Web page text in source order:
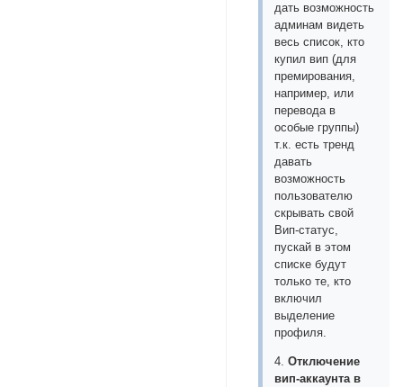
дать возможность
админам видеть
весь список, кто
купил вип (для
премирования,
например, или
перевода в
особые группы)
т.к. есть тренд
давать
возможность
пользователю
скрывать свой
Вип-статус,
пускай в этом
списке будут
только те, кто
включил
выделение
профиля.
4.Отключение
вип-аккаунта в